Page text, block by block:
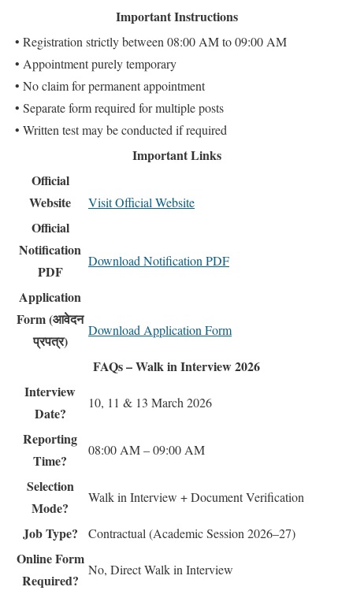
Important Instructions
• Registration strictly between 08:00 AM to 09:00 AM
• Appointment purely temporary
• No claim for permanent appointment
• Separate form required for multiple posts
• Written test may be conducted if required
Important Links
Official
Website
Visit Official Website
Official
Notification
PDF
Download Notification PDF
Application
Form (आवेदन
प्रपत्र)
Download Application Form
FAQs – Walk in Interview 2026
Interview
Date?
10, 11 & 13 March 2026
Reporting
Time?
08:00 AM – 09:00 AM
Selection
Mode?
Walk in Interview + Document Verification
Job Type? Contractual (Academic Session 2026–27)
Online Form
Required?
No, Direct Walk in Interview